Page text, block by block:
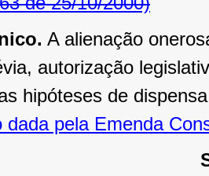
A alienação
autorização
hipóteses de
dada pela Emenda